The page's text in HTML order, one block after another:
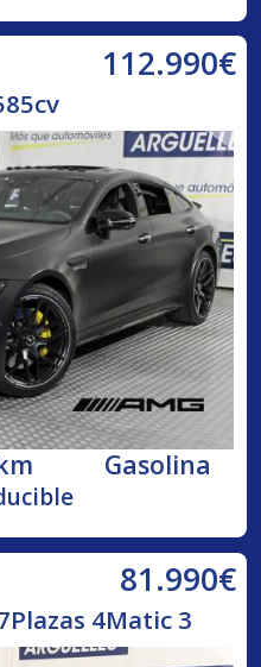
112.990€
Gasolina
81.990€
4Matic 3